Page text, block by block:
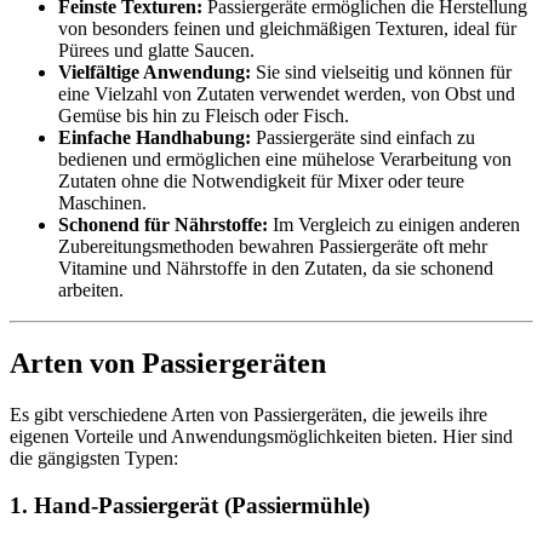
Feinste Texturen: Passiergeräte ermöglichen die Herstellung
von besonders feinen und gleichmäßigen Texturen, ideal für
Pürees und glatte Saucen.
Vielfältige Anwendung: Sie sind vielseitig und können für
eine Vielzahl von Zutaten verwendet werden, von Obst und
Gemüse bis hin zu Fleisch oder Fisch.
Einfache Handhabung: Passiergeräte sind einfach zu
bedienen und ermöglichen eine mühelose Verarbeitung von
Zutaten ohne die Notwendigkeit für Mixer oder teure
Maschinen.
Schonend für Nährstoffe: Im Vergleich zu einigen anderen
Zubereitungsmethoden bewahren Passiergeräte oft mehr
Vitamine und Nährstoffe in den Zutaten, da sie schonend
arbeiten.
Arten von Passiergeräten
Es gibt verschiedene Arten von Passiergeräten, die jeweils ihre
eigenen Vorteile und Anwendungsmöglichkeiten bieten. Hier sind
die gängigsten Typen:
1. Hand-Passiergerät (Passiermühle)